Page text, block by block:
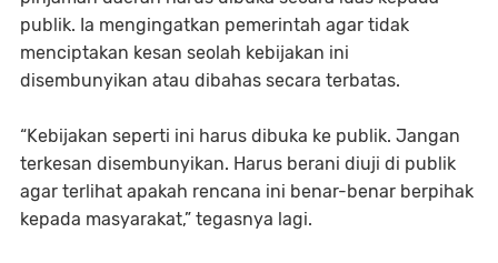
publik. Ia mengingatkan pemerintah agar tidak
menciptakan kesan seolah kebijakan ini
disembunyikan atau dibahas secara terbatas.
“Kebijakan seperti ini harus dibuka ke publik. Jangan
terkesan disembunyikan. Harus berani diuji di publik
agar terlihat apakah rencana ini benar-benar berpihak
kepada masyarakat,” tegasnya lagi.